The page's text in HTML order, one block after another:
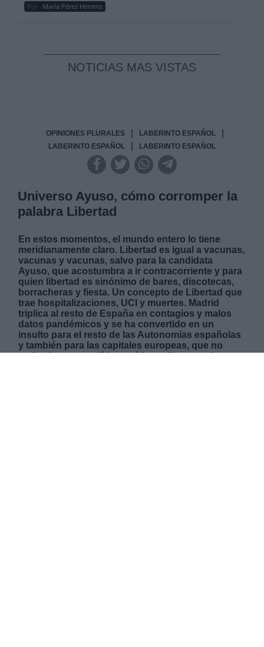
Por María Pérez Herrero
NOTICIAS MAS VISTAS
OPINIONES PLURALES LABERINTO ESPAÑOL
LABERINTO ESPAÑOL LABERINTO ESPAÑOL
Universo Ayuso, cómo corromper la
palabra Libertad
En estos momentos, el mundo entero lo tiene
meridianamente claro. Libertad es igual a vacunas,
vacunas y vacunas, salvo para la candidata
Ayuso, que acostumbra a ir contracorriente y para
quien libertad es sinónimo de bares, discotecas,
borracheras y fiesta. Un concepto de Libertad que
trae hospitalizaciones, UCI y muertes. Madrid
triplica al resto de España en contagios y malos
datos pandémicos y se ha convertido en un
insulto para el resto de las Autonomías españolas
y también para las capitales europeas, que no
entienden esta política errática y disparatada que